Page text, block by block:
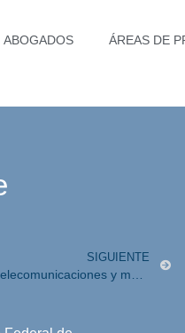
ABOGADOS ÁREAS DE
SIGUIENTE